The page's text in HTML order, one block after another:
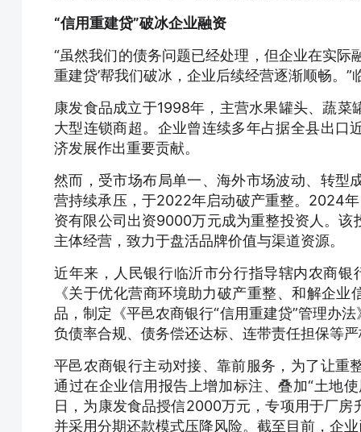
“信用重建贷”破冰企业融资
“虽然我们的债务问题已经处理，但企业在实际
重建贷’帮我们破冰，企业后续经营逐渐顺畅。
康发食品成立于1998年，主营水果罐头、蔬
大型连锁商超。企业曾连续多年占据全县出口
济发展作出重要贡献。
然而，受市场布局单一、海外市场波动、转型
营持续承压，于2022年启动破产重整。2024
资有限公司出资9000万元成为重整投资人。
主体经营，致力于盘活品牌价值与渠道资源。
近年来，人民银行临沂市分行指导辖内农商
《关于优化营商环境助力破产重整、和解企
品，制定《平邑农商银行“信用重建贷”管理办
负债率合规、债务偿还达标、连带责任担保等
平邑农商银行主动对接、靠前服务，为了让重
通过在企业信用报告上增加标注、叠加“土地
日，为康发食品授信2000万元，专项用于厂
并采用分期还款模式压降风险。截至目前，企